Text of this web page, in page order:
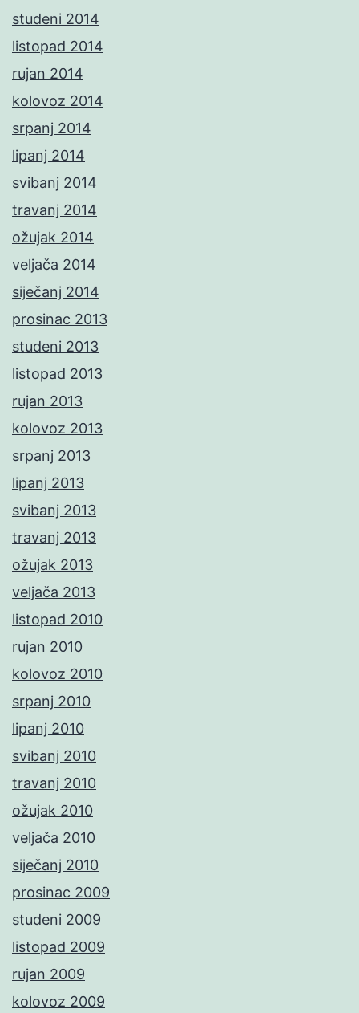
studeni 2014
listopad 2014
rujan 2014
kolovoz 2014
srpanj 2014
lipanj 2014
svibanj 2014
travanj 2014
ožujak 2014
veljača 2014
siječanj 2014
prosinac 2013
studeni 2013
listopad 2013
rujan 2013
kolovoz 2013
srpanj 2013
lipanj 2013
svibanj 2013
travanj 2013
ožujak 2013
veljača 2013
listopad 2010
rujan 2010
kolovoz 2010
srpanj 2010
lipanj 2010
svibanj 2010
travanj 2010
ožujak 2010
veljača 2010
siječanj 2010
prosinac 2009
studeni 2009
listopad 2009
rujan 2009
kolovoz 2009